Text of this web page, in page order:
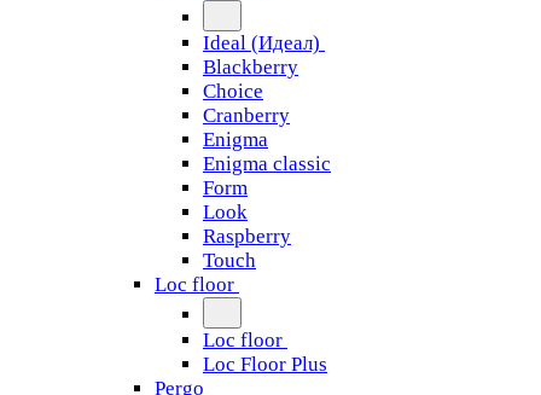
Ideal (Идеал)
Blackberry
Choice
Cranberry
Enigma
Enigma classic
Form
Look
Raspberry
Touch
Loc floor
Loc floor
Loc Floor Plus
Pergo